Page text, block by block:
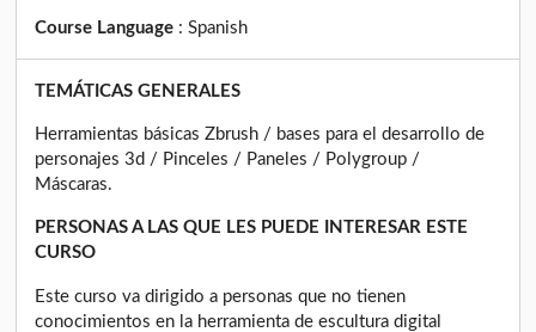
Course Language :Spanish
TEMÁTICAS GENERALES
Herramientas básicas Zbrush / bases para el desarrollo de
personajes 3d / Pinceles / Paneles / Polygroup /
Máscaras.
PERSONAS A LAS QUE LES PUEDE INTERESAR ESTE
CURSO
Este curso va dirigido a personas que no tienen
conocimientos en la herramienta de escultura digital